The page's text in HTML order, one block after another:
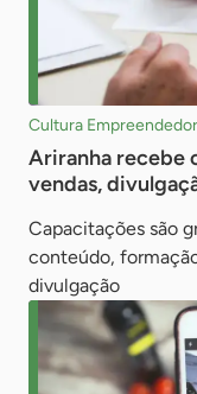
Cultura
Ariranha recebe
vendas,
Capacitações são
conteúdo,
divulgação